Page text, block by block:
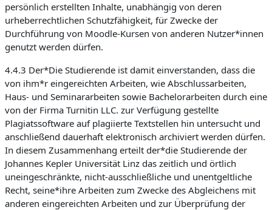
persönlich erstellten Inhalte, unabhängig von deren
urheberrechtlichen Schutzfähigkeit, für Zwecke der
Durchführung von Moodle-Kursen von anderen Nutzer*innen
genutzt werden dürfen.
4.4.3 Der*Die Studierende ist damit einverstanden, dass die
von ihm*r eingereichten Arbeiten, wie Abschlussarbeiten,
Haus- und Seminararbeiten sowie Bachelorarbeiten durch eine
von der Firma Turnitin LLC. zur Verfügung gestellte
Plagiatssoftware auf plagiierte Textstellen hin untersucht und
anschließend dauerhaft elektronisch archiviert werden dürfen.
In diesem Zusammenhang erteilt der*die Studierende der
Johannes Kepler Universität Linz das zeitlich und örtlich
uneingeschränkte, nicht-ausschließliche und unentgeltliche
Recht, seine*ihre Arbeiten zum Zwecke des Abgleichens mit
anderen eingereichten Arbeiten und zur Überprüfung der